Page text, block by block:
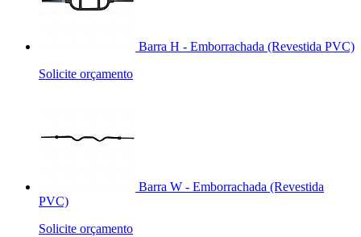
Barra H - Emborrachada (Revestida PVC)
Solicite orçamento
Barra W - Emborrachada (Revestida
PVC)
Solicite orçamento